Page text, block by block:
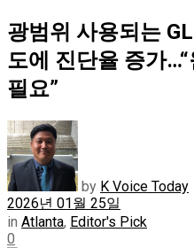
광범위 사용되는
도에 진단율 증가
필요”
by K Voice Today
2026년 01월 25일
in Atlanta, Editor's Pick
0